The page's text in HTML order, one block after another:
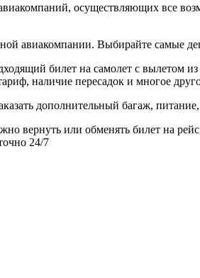
осуществляющих все
авиакомпании. Выбирайте самые
билет на самолет с вылетом
наличие пересадок и многое
дополнительный багаж, питание,
вернуть или обменять билет на
24/7